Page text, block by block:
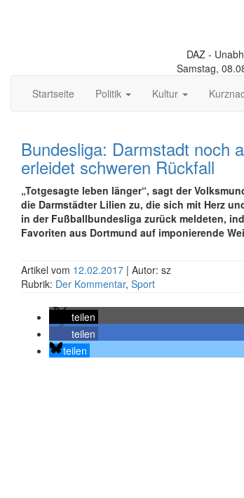
DAZ -
Samstag,
Startseite
Politik Kultur
Bundesliga: Darmstadt noch
erleidet schweren Rückfall
„Totgesagte leben länger“, sagt der
die Darmstädter Lilien zu, die sich mit Herz
in der Fußballbundesliga zurück meldeten,
Favoriten aus Dortmund auf imponierende
Artikel vom 12.02.2017 | Autor: sz
Rubrik: Der Kommentar, Sport
teilen
teilen
teilen